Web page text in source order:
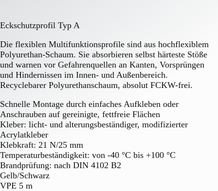
Eckschutzprofil Typ A
Die flexiblen Multifunktionsprofile sind aus hochflexiblem
Polyurethan-Schaum. Sie absorbieren selbst härteste Stöße
und warnen vor Gefahrenquellen an Kanten, Vorsprüngen
und Hindernissen im Innen- und Außenbereich.
Recyclebarer Polyurethanschaum, absolut FCKW-frei.
Schnelle Montage durch einfaches Aufkleben oder
Anschrauben auf gereinigte, fettfreie Flächen
Kleber: licht- und alterungsbeständiger, modifizierter
Acrylatkleber
Klebkraft: 21 N/25 mm
Temperaturbeständigkeit: von -40 °C bis +100 °C
Brandprüfung: nach DIN 4102 B2
Gelb/Schwarz
VPE 5 m